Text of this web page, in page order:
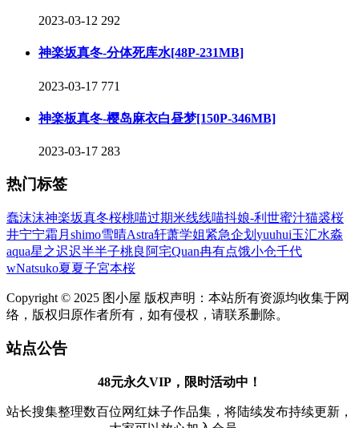
2023-03-12 292
神楽坂真冬-分体死库水[48P-231MB]
2023-03-17 771
神楽板真冬-樱岛麻衣白昼梦[150P-346MB]
2023-03-17 283
热门标签
蠢沫沫神楽坂真冬桜桃喵过期米线线喵抖娘-利世蜜汁猫裘桜
井宁宁霜月shimo雪晴Astra轩萧学姐紧急企划 yuuhui玉汇水淼
aqua星之迟迟半半子桃良阿宅Quan冉有点饿小仓千代
wNatsuko夏夏子宮本桜
Copyright © 2025 图小屋 版权声明：本站所有资源均收集于网
络，版权归原作者所有，如有侵权，请联系删除。
站点公告
48元永久VIP，限时活动中！
站长搜集整理数百位网红妹子作品集，将陆续发布持续更新，